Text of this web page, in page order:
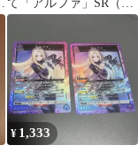
て「アルファ」SR（ス
ーパーレア）２枚セッ
¥ 1,333